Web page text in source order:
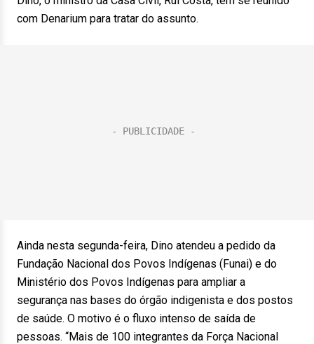
com Denarium para tratar do assunto.
Ainda nesta segunda-feira, Dino atendeu a pedido da
Fundação Nacional dos Povos Indígenas (Funai) e do
Ministério dos Povos Indígenas para ampliar a
segurança nas bases do órgão indigenista e dos postos
de saúde. O motivo é o fluxo intenso de saída de
pessoas. “Mais de 100 integrantes da Força Nacional